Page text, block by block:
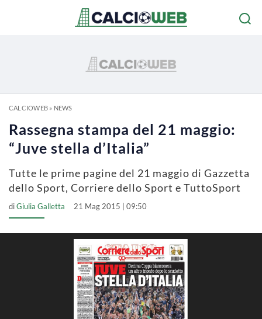
CALCIOWEB» NEWS
Rassegna stampa del 21 maggio:
“Juve stella d’Italia”
Tutte le prime pagine del 21 maggio di Gazzetta
dello Sport, Corriere dello Sport e TuttoSport
diGiulia Galletta 21 Mag 2015 | 09:50